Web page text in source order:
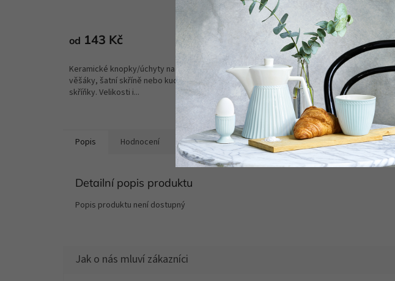
(1 ks)
od 143 Kč DETAIL
Keramické knopky/úchyty na komody,
věšáky, šatní skříně nebo kuchyńské
skříňky. Velikosti i...
Skladem
154 Kč DETAIL
Originální keramické knopky/úchyty na
nábytek. Ozdobíte s nimi komody, šatní
skříně...
Popis Hodnocení Diskuze
Detailní popis produktu
Popis produktu není dostupný